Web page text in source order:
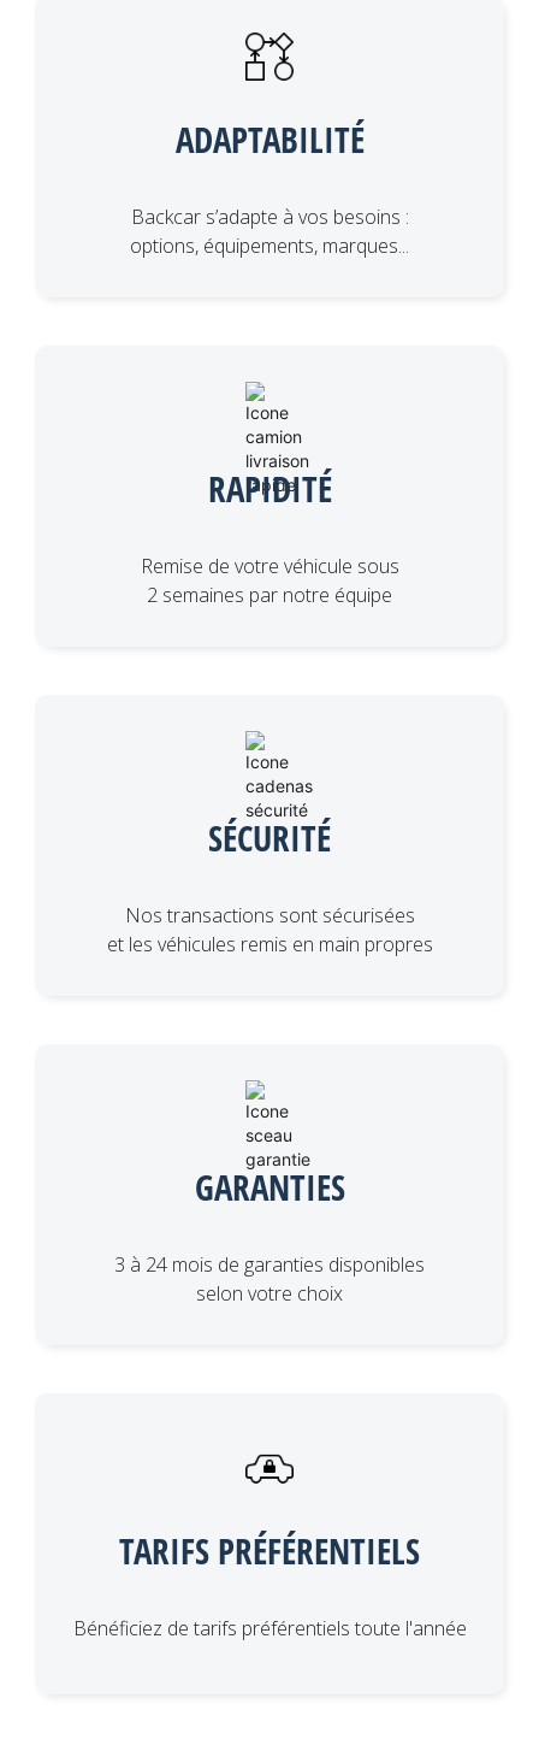
ADAPTABILITÉ
Backcar s’adapte à vos besoins :
options, équipements, marques...
RAPIDITÉ
Remise de votre véhicule sous
2 semaines par notre équipe
SÉCURITÉ
Nos transactions sont sécurisées
et les véhicules remis en main propres
GARANTIES
3 à 24 mois de garanties disponibles
selon votre choix
TARIFS PRÉFÉRENTIELS
Bénéficiez de tarifs préférentiels toute l'année